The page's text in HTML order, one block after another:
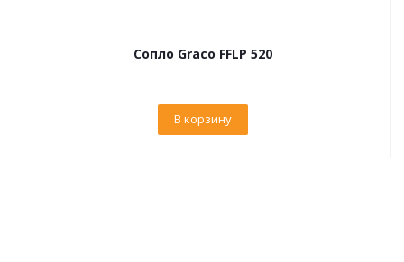
Сопло Graco FFLP 520
В корзину